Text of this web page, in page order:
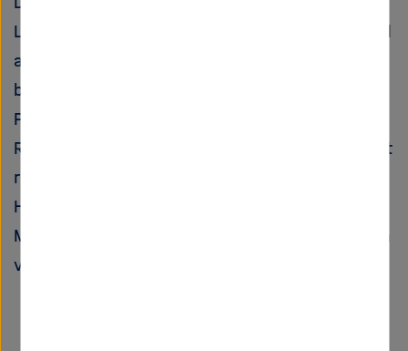
Lasers messen nur einige Femtosekunden, sind
also extrem kurz. Dadurch eignen sie sich
besonders zur Beobachtung ultraschneller
Prozesse: Unter anderem kann der
Röntgenlaser chemische Reaktionen in Echtzeit
regelrecht filmen, das Geschehen in
Hochtemperatur-Supraleitern verfolgen und
Materiezustände enträtseln, wie sie im Inneren
von Planeten und Sternen herrschen.